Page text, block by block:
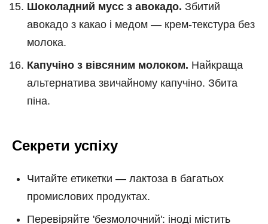
Шоколадний мусс з авокадо. Збитий
авокадо з какао і медом — крем-текстура без
молока.
Капучіно з вівсяним молоком. Найкраща
альтернатива звичайному капучіно. Збита
піна.
Секрети успіху
Читайте етикетки — лактоза в багатьох
промислових продуктах.
Перевіряйте 'безмолочний': іноді містить